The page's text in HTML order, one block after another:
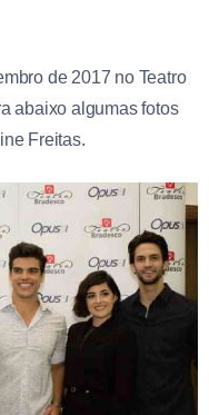
de 2017 no Teatro
abaixo algumas fotos
Freitas.